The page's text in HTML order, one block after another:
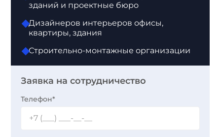
зданий и проектные бюро
Дизайнеров интерьеров офисы,
квартиры, здания
Строительно-монтажные организации
Заявка на сотрудничество
Телефон*